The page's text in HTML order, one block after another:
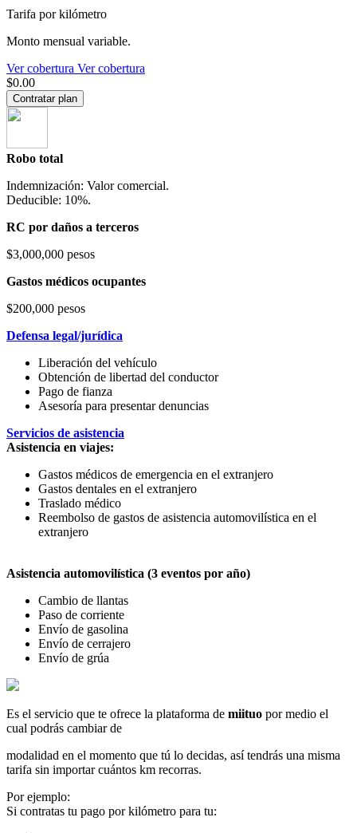
Tarifa por kilómetro
Monto mensual variable.
Ver cobertura Ver cobertura
$0.00
Contratar plan
Robo total
Indemnización: Valor comercial.
Deducible: 10%.
RC por daños a terceros
$3,000,000 pesos
Gastos médicos ocupantes
$200,000 pesos
Defensa legal/jurídica
Liberación del vehículo
Obtención de libertad del conductor
Pago de fianza
Asesoría para presentar denuncias
Servicios de asistencia
Asistencia en viajes:
Gastos médicos de emergencia en el extranjero
Gastos dentales en el extranjero
Traslado médico
Reembolso de gastos de asistencia automovilística en el
extranjero
Asistencia automovilística (3 eventos por año)
Cambio de llantas
Paso de corriente
Envío de gasolina
Envío de cerrajero
Envío de grúa
Es el servicio que te ofrece la plataforma de miituo por medio el
cual podrás cambiar de
modalidad en el momento que tú lo decidas, así tendrás una misma
tarifa sin importar cuántos km recorras.
Por ejemplo:
Si contratas tu pago por kilómetro para tu: